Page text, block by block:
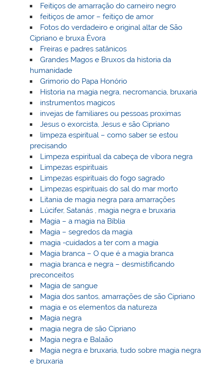
Feitiços de amarração do carneiro negro
feitiços de amor – feitiço de amor
Fotos do verdadeiro e original altar de São
Cipriano e bruxa Èvora
Freiras e padres satânicos
Grandes Magos e Bruxos da historia da
humanidade
Grimorio do Papa Honório
Historia na magia negra, necromancia, bruxaria
instrumentos magicos
invejas de familiares ou pessoas proximas
Jesus o exorcista, Jesus e são Cipriano
limpeza espiritual – como saber se estou
precisando
Limpeza espiritual da cabeça de víbora negra
Limpezas espirituais
Limpezas espirituais do fogo sagrado
Limpezas espirituais do sal do mar morto
Litania de magia negra para amarrações
Lúcifer, Satanás , magia negra e bruxaria
Magia – a magia na Bíblia
Magia – segredos da magia
magia -cuidados a ter com a magia
Magia branca – O que é a magia branca
magia branca e negra – desmistificando
preconceitos
Magia de sangue
Magia dos santos, amarrações de são Cipriano
magia e os elementos da natureza
Magia negra
magia negra de são Cipriano
Magia negra e Balaão
Magia negra e bruxaria, tudo sobre magia negra
e bruxaria